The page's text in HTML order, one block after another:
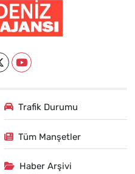
Trafik Durumu
Tüm Manşetler
Haber Arşivi